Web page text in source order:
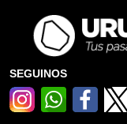
SEGUINOS